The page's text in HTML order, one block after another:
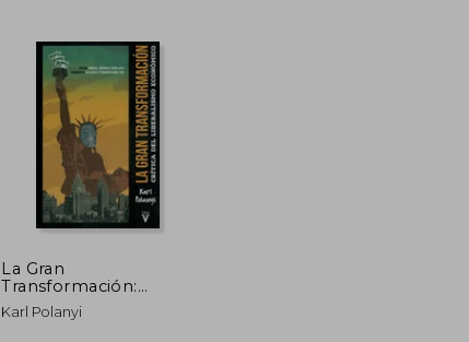
€ 27,61
La Gran
Transformación:
Crítica del Liberalismo
Económico (in
Karl Polanyi